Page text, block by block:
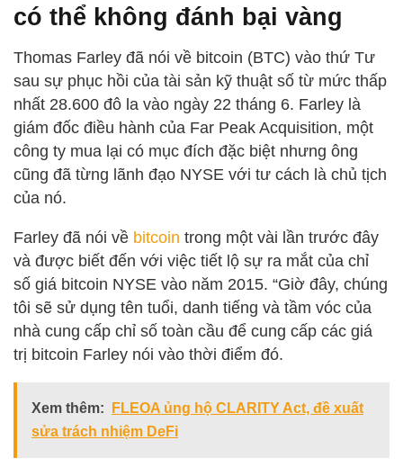
có thể không đánh bại vàng
Thomas Farley đã nói về bitcoin (BTC) vào thứ Tư
sau sự phục hồi của tài sản kỹ thuật số từ mức thấp
nhất 28.600 đô la vào ngày 22 tháng 6. Farley là
giám đốc điều hành của Far Peak Acquisition, một
công ty mua lại có mục đích đặc biệt nhưng ông
cũng đã từng lãnh đạo NYSE với tư cách là chủ tịch
của nó.
Farley đã nói về bitcoin trong một vài lần trước đây
và được biết đến với việc tiết lộ sự ra mắt của chỉ
số giá bitcoin NYSE vào năm 2015. “Giờ đây, chúng
tôi sẽ sử dụng tên tuổi, danh tiếng và tầm vóc của
nhà cung cấp chỉ số toàn cầu để cung cấp các giá
trị bitcoin Farley nói vào thời điểm đó.
Xem thêm:
FLEOA ủng hộ CLARITY Act, đề xuất
sửa trách nhiệm DeFi